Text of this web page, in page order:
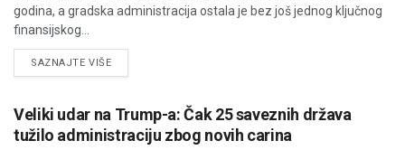
godina, a gradska administracija ostala je bez još jednog ključnog
finansijskog...
SAZNAJTE VIŠEDETAILS
Veliki udar na Trump-a: Čak 25 saveznih država
tužilo administraciju zbog novih carina